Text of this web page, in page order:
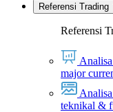
Referensi Trading
Referensi
major
teknikal &